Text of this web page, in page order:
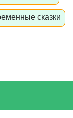
сказки